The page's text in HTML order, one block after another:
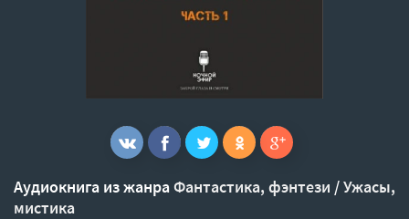
Аудиокнига из жанраФантастика, фэнтези /Ужасы,
мистика